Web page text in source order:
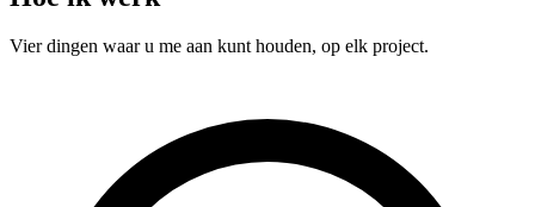
Vier dingen waar u me aan kunt houden, op elk project.